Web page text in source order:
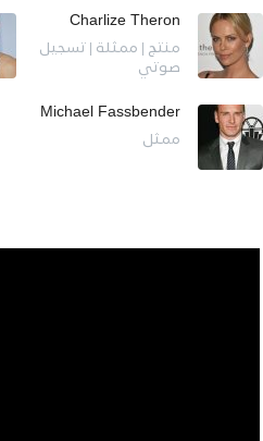
Charlize Theron
منتج | ممثلة | تسجيل
صوتي
Michael Fassbender
ممثل